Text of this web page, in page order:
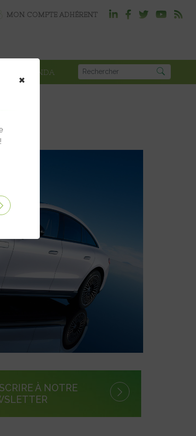
MON COMPTE ADHÉRENT
AGENDA
À NOTRE
×